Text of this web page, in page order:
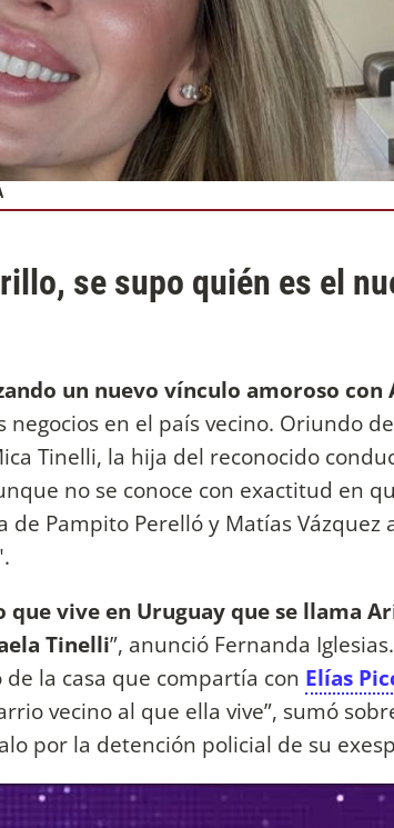
se supo quién es el
un nuevo vínculo amoroso con
negocios en el país vecino. Oriundo
Tinelli, la hija del reconocido
no se conoce con exactitud en
de Pampito Perelló y Matías Vázquez
que vive en Uruguay que se llama
Tinelli”, anunció Fernanda
la casa que compartía con Elías
vecino al que ella vive”, sumó
por la detención policial de su